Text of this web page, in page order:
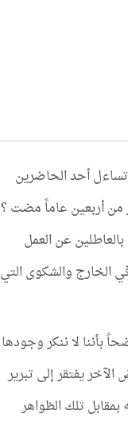
تساءل أحد الحاضرين
من أربعين عاماً مضت ؟
عن العمل
الخارج والشكوى التي
بأننا لا ننكر وجودها
يفتقر إلى تبرير
تلك الظواهر